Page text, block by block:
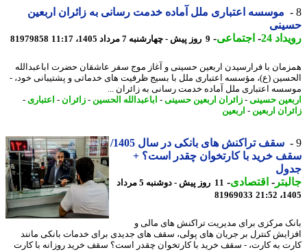
موسسه اعتباری ملل آماده خدمت رسانی به زائران اربعین
24
-اجتماعی-9 روز پیش - چهارشنبه 7 مرداد 1405، 11:17 81979858
با فرارسیدن اربعین حسینی و آغاز موج سفر عاشقان حضرت اباعبدالله
(ع)، مؤسسه اعتباری ملل با بسیج ظرفیت های خدماتی و پشتیبانی خود، -
اعتباری ملل آماده خدمت رسانی به زائران ...
حسینی-زائران اربعین حسینی-اباعبدالله الحسین-زائران- اعتباری-
اربعین -اربعین
سقف تراکنش های بانکی در سال 1405/
خرید با کارتخوان چقدر است؟ +
-اقتصادی-
11 روز پیش - دوشنبه 5 مرداد
81969033
مرکزی برای مدیریت تراکنش های مالی و
کنترل بر جریان های پولی، سقف های جدیدی برای خدمات بانکی مانند
به کارت، - سقف خرید با کارتخوان چقدر است؟ سقف خرید روزانه با کارت